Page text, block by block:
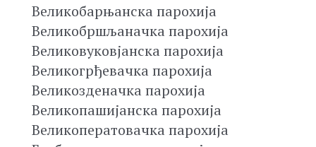
Великобарњанска парохија
Великобршљаначка парохија
Великовуковјанска парохија
Великогрђевачка парохија
Великозденачка парохија
Великопашијанска парохија
Великоператовачка парохија